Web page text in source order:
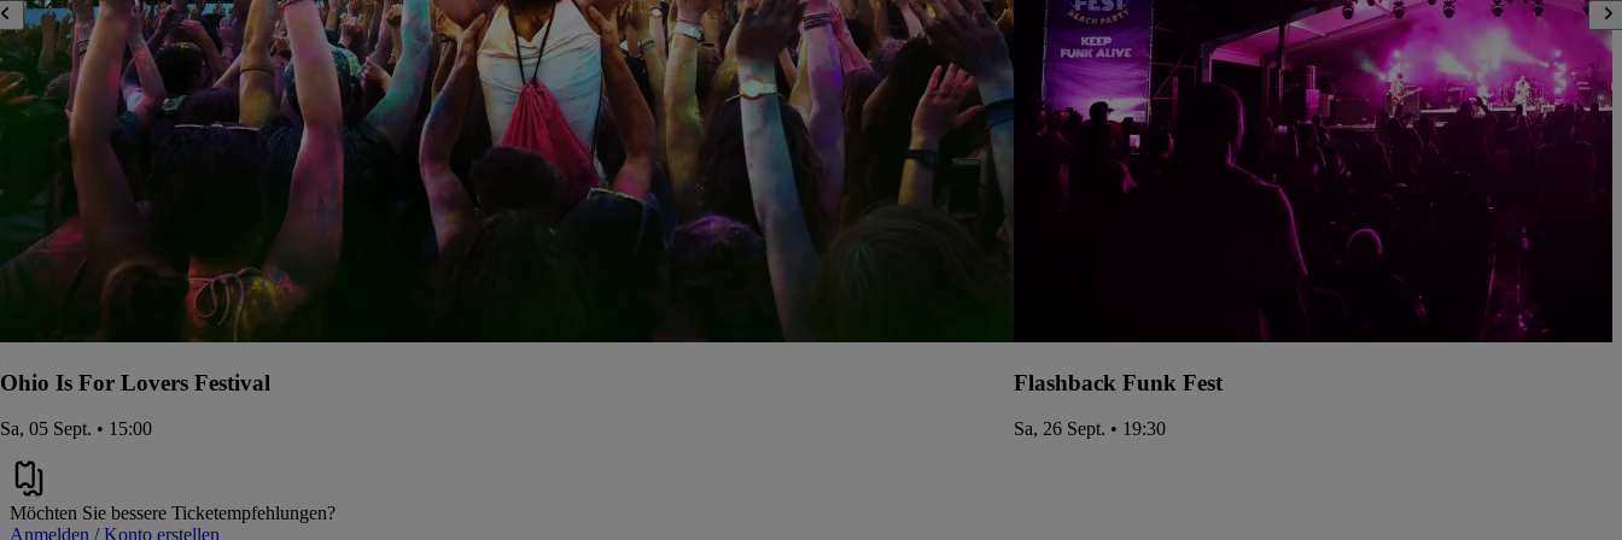
Ohio Is For Lovers Festival
Sa, 05 Sept. • 15:00
Flashback Funk Fest
Sa, 26 Sept. • 19:30
Möchten Sie bessere Ticketempfehlungen?
Anmelden / Konto erstellen